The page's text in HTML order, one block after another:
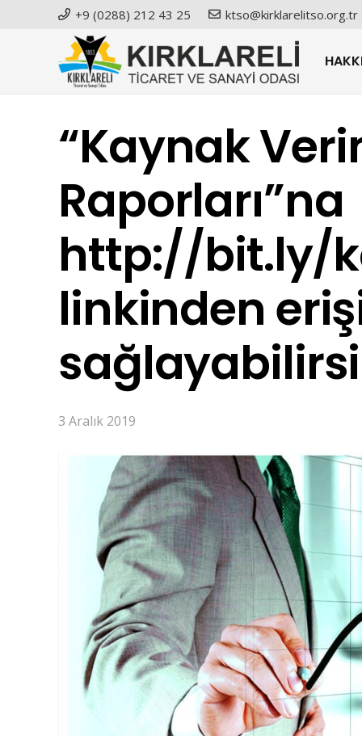
+9 (0288) 212 43 25 ktso@kirklarelitso.org.tr
“Kaynak
Raporları”na
http://bit.ly/
linkinden
3 Aralık 2019